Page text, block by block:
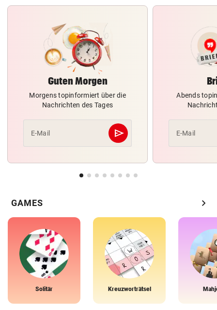
Guten Morgen
Morgens topinformiert über die
Nachrichten des Tages
E-Mail send
Abschicken
Abends
E-Mail
GAMES chevron_right
Solitär Kreuzworträtsel